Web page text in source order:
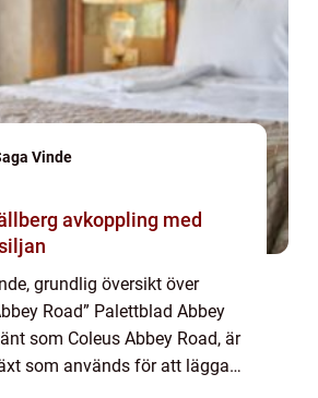
Vinde
med
grundlig översikt över
Road” Palettblad Abbey
som Coleus Abbey Road, är
som används för att lägga